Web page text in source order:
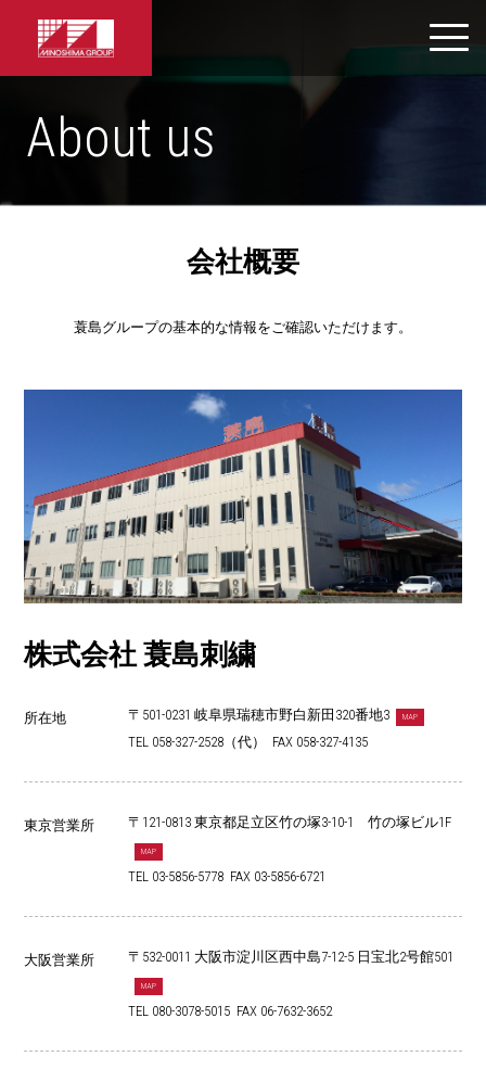
About us
会社概要
蓑島グループの基本的な情報をご確認いただけます。
株式会社 蓑島刺繍
所在地 〒501-0231 岐阜県瑞穂市野白新田320番地3 MAP
TEL 058-327-2528（代） FAX 058-327-4135
東京営業所 〒121-0813 東京都足立区竹の塚3-10-1 竹の塚ビル1F
MAP
TEL 03-5856-5778 FAX 03-5856-6721
大阪営業所 〒532-0011 大阪市淀川区西中島7-12-5 日宝北2号館501
MAP
TEL 080-3078-5015 FAX 06-7632-3652